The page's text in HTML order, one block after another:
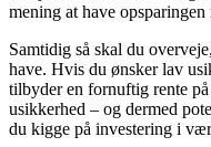
mening at have
Samtidig så skal du
have. Hvis du ønsker lav
tilbyder en fornuftig rente
usikkerhed – og dermed
du kigge på investering i